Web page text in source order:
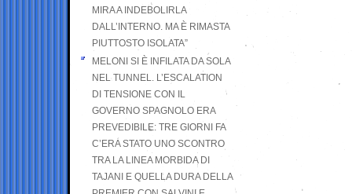
MIRA A INDEBOLIRLA
DALL’INTERNO. MA È RIMASTA
PIUTTOSTO ISOLATA”
MELONI SI È INFILATA DA SOLA
NEL TUNNEL. L’ESCALATION
DI TENSIONE CON IL
GOVERNO SPAGNOLO ERA
PREVEDIBILE: TRE GIORNI FA
C’ERA STATO UNO SCONTRO
TRA LA LINEA MORBIDA DI
TAJANI E QUELLA DURA DELLA